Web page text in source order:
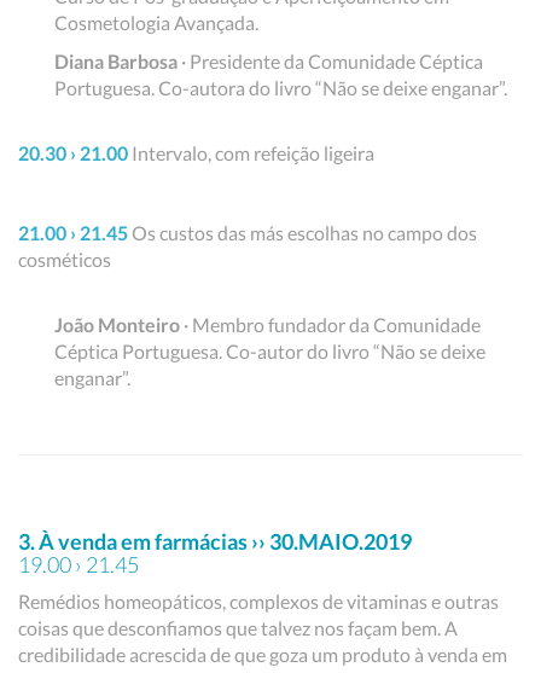
Cosmetologia Avançada.
Diana Barbosa · Presidente da Comunidade Céptica
Portuguesa. Co-autora do livro “Não se deixe enganar”.
20.30 › 21.00 Intervalo, com refeição ligeira
21.00 › 21.45 Os custos das más escolhas no campo dos
cosméticos
João Monteiro · Membro fundador da Comunidade
Céptica Portuguesa. Co-autor do livro “Não se deixe
enganar”.
3. À venda em farmácias ›› 30.MAIO.2019
19.00 › 21.45
Remédios homeopáticos, complexos de vitaminas e outras
coisas que desconfiamos que talvez nos façam bem. A
credibilidade acrescida de que goza um produto à venda em